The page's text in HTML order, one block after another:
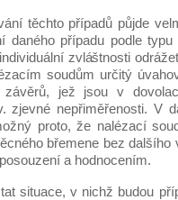
těchto případů půjde
daného případu podle
zvláštnosti
soudům určitý
závěrů, jež jsou v
zjevné nepřiměřenosti. V
proto, že nalézací
břemene bez dalšího
a hodnocením.
situace, v nichž budou